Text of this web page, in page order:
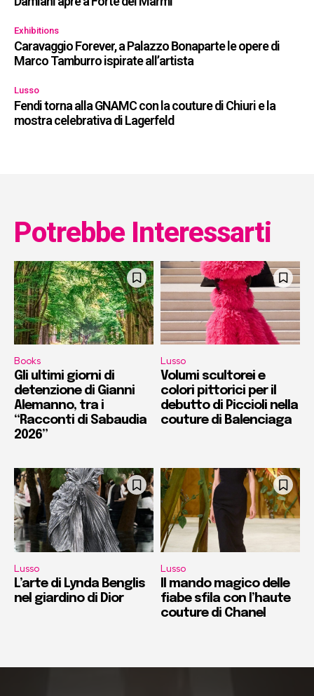
Exhibitions
Caravaggio Forever, a Palazzo Bonaparte le opere di
Marco Tamburro ispirate all’artista
Lusso
Fendi torna alla GNAMC con la couture di Chiuri e la
mostra celebrativa di Lagerfeld
Potrebbe Interessarti
Books
Gli ultimi giorni di
detenzione di Gianni
Alemanno, tra i
“Racconti di Sabaudia
2026”
Lusso
Volumi scultorei e
colori pittorici per il
debutto di Piccioli nella
couture di Balenciaga
Lusso
L’arte di Lynda Benglis
nel giardino di Dior
Lusso
Il mando magico delle
fiabe sfila con l’haute
couture di Chanel